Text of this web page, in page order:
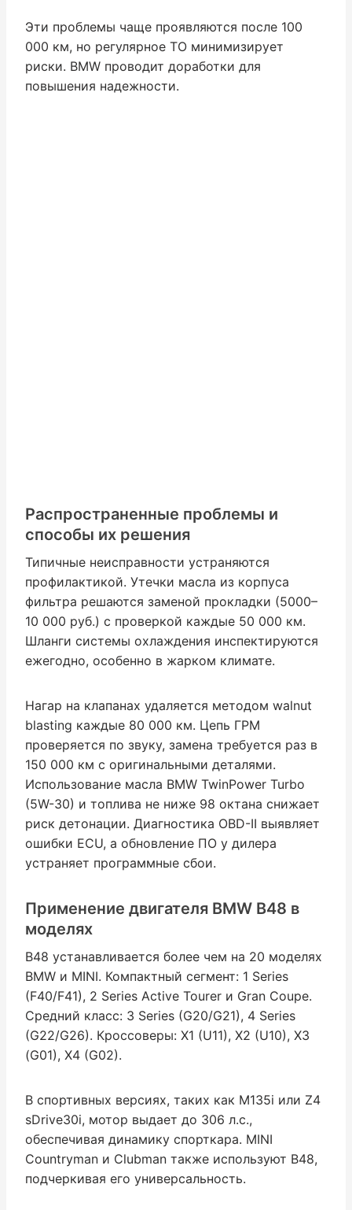
Эти проблемы чаще проявляются после 100
000 км, но регулярное ТО минимизирует
риски. BMW проводит доработки для
повышения надежности.
Распространенные проблемы и
способы их решения
Типичные неисправности устраняются
профилактикой. Утечки масла из корпуса
фильтра решаются заменой прокладки (5000–
10 000 руб.) с проверкой каждые 50 000 км.
Шланги системы охлаждения инспектируются
ежегодно, особенно в жарком климате.
Нагар на клапанах удаляется методом walnut
blasting каждые 80 000 км. Цепь ГРМ
проверяется по звуку, замена требуется раз в
150 000 км с оригинальными деталями.
Использование масла BMW TwinPower Turbo
(5W-30) и топлива не ниже 98 октана снижает
риск детонации. Диагностика OBD-II выявляет
ошибки ECU, а обновление ПО у дилера
устраняет программные сбои.
Применение двигателя BMW B48 в
моделях
B48 устанавливается более чем на 20 моделях
BMW и MINI. Компактный сегмент: 1 Series
(F40/F41), 2 Series Active Tourer и Gran Coupe.
Средний класс: 3 Series (G20/G21), 4 Series
(G22/G26). Кроссоверы: X1 (U11), X2 (U10), X3
(G01), X4 (G02).
В спортивных версиях, таких как M135i или Z4
sDrive30i, мотор выдает до 306 л.с.,
обеспечивая динамику спорткара. MINI
Countryman и Clubman также используют B48,
подчеркивая его универсальность.